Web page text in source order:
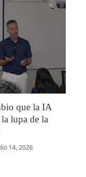
que la IA
lupa de la
14, 2026